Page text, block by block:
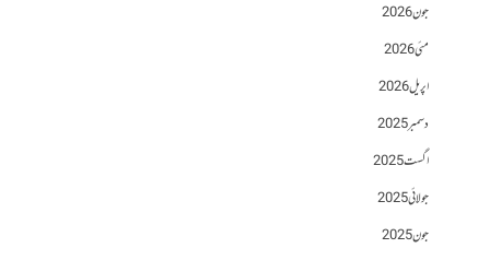
جون 2026
مئی 2026
اپریل 2026
دسمبر 2025
اگست 2025
جولائی 2025
جون 2025